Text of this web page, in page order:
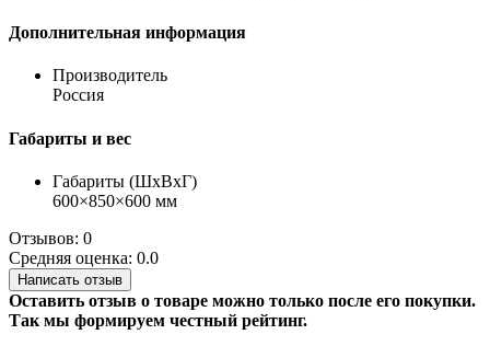
Дополнительная информация
Производитель
Россия
Габариты и вес
Габариты (ШхВхГ)
600×850×600 мм
Отзывов: 0
Средняя оценка: 0.0
Написать отзыв
Оставить отзыв о товаре можно только после его покупки.
Так мы формируем честный рейтинг.